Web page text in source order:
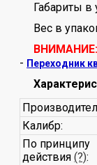
Габариты
Вес в
- Переходник
Калибр:
По принципу
действия(?):